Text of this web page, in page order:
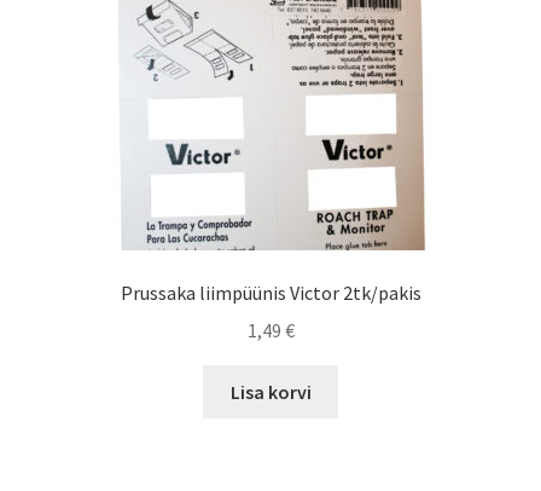
Prussaka liimpüünis Victor 2tk/pakis
1,49 €
Lisa korvi